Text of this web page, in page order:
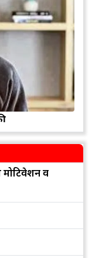
मोटिवेशन व